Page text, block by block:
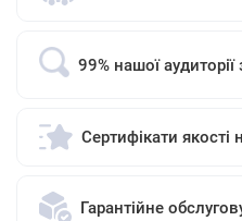
99% нашої
Сертифікати якості
Гарантійне